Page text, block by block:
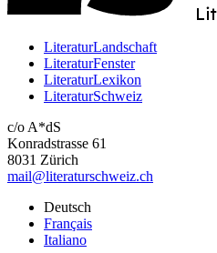
LiteraturLandschaft
LiteraturFenster
LiteraturLexikon
LiteraturSchweiz
c/o A*dS
Konradstrasse 61
8031 Zürich
mail@literaturschweiz.ch
Deutsch
Français
Italiano